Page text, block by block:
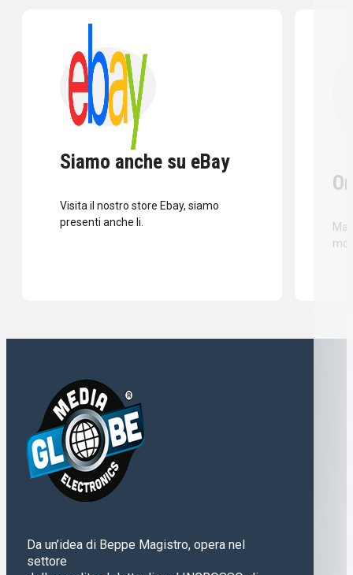
Siamo anche su eBay
Visita il nostro store Ebay, siamo
presenti anche li.
Da un’idea di Beppe Magistro, opera nel
settore